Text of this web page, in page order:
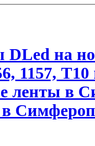
на
1157,
ленты в